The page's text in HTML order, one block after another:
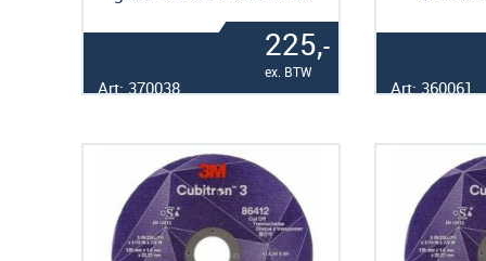
225,-
ex. BTW
Art: 370038 Art: 360061